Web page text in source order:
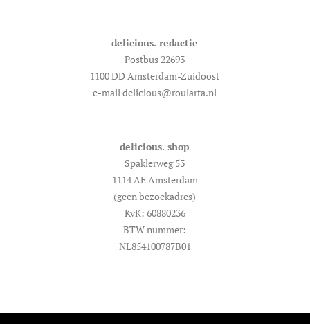
delicious. redactie
Postbus 22693
1100 DD Amsterdam-Zuidoost
e-mail delicious@roularta.nl
delicious. shop
Spaklerweg 53
1114 AE Amsterdam
(geen bezoekadres)
KvK: 60880236
BTW nummer:
NL854100787B01